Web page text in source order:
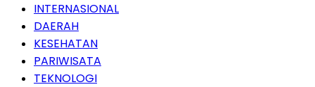
INTERNASIONAL
DAERAH
KESEHATAN
PARIWISATA
TEKNOLOGI